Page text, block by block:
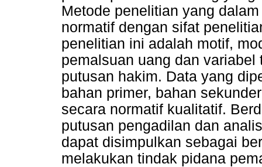
Metode penelitian yang
normatif dengan sifat
penelitian ini adalah motif,
pemalsuan uang dan
putusan hakim. Data yang
bahan primer, bahan
secara normatif kualitatif.
putusan pengadilan dan
dapat disimpulkan sebagai
melakukan tindak pidana